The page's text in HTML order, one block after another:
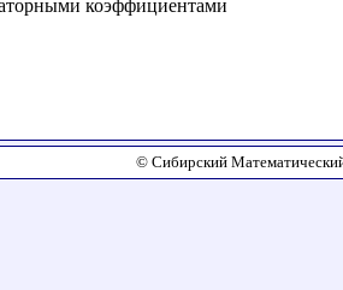
коэффициентами
© Сибирский